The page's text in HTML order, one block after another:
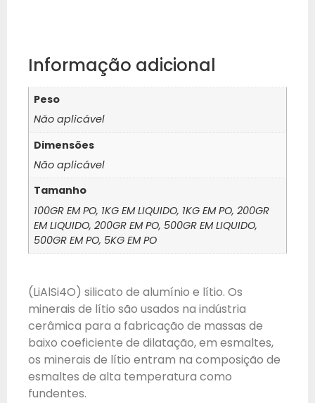
Informação adicional
Peso
Não aplicável
Dimensões
Não aplicável
Tamanho
100GR EM PO, 1KG EM LIQUIDO, 1KG EM PO, 200GR
EM LIQUIDO, 200GR EM PO, 500GR EM LIQUIDO,
500GR EM PO, 5KG EM PO
(LiAlSi4O) silicato de alumínio e lítio. Os
minerais de lítio são usados na indústria
cerâmica para a fabricação de massas de
baixo coeficiente de dilatação, em esmaltes,
os minerais de lítio entram na composição de
esmaltes de alta temperatura como
fundentes.